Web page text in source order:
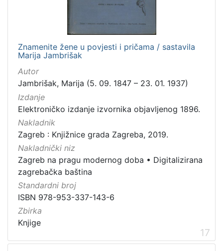
Znamenite žene u povjesti i pričama / sastavila
Marija Jambrišak
Autor
Jambrišak, Marija (5. 09. 1847 – 23. 01. 1937)
Izdanje
Elektroničko izdanje izvornika objavljenog 1896.
Nakladnik
Zagreb : Knjižnice grada Zagreba, 2019.
Nakladnički niz
Zagreb na pragu modernog doba • Digitalizirana
zagrebačka baština
Standardni broj
ISBN 978-953-337-143-6
Zbirka
Knjige
17